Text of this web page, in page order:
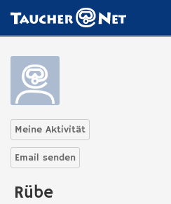
Meine Aktivität
Email senden
Rübe